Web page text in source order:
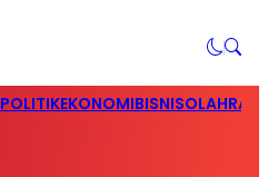
POLITIKEKONOMIBISNIS